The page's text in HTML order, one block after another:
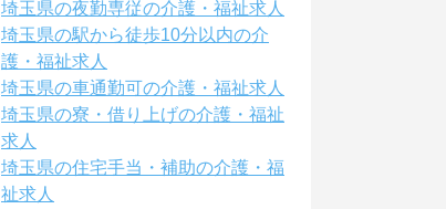
埼玉県の夜勤専従の介護・福祉求人
埼玉県の駅から徒歩10分以内の介
護・福祉求人
埼玉県の車通勤可の介護・福祉求人
埼玉県の寮・借り上げの介護・福祉
求人
埼玉県の住宅手当・補助の介護・福
祉求人